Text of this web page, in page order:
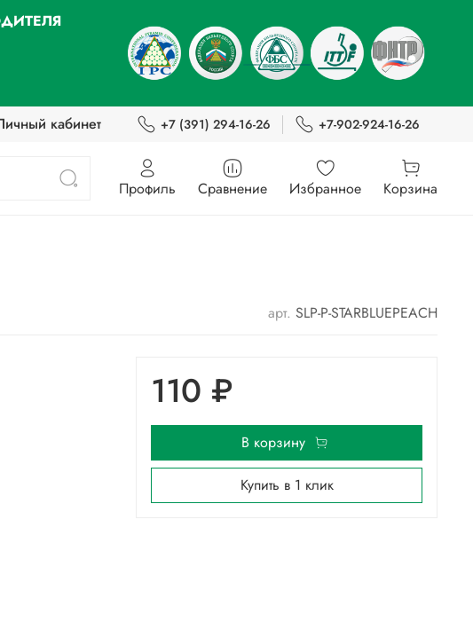
кабинет +7 (391) 294-16-26 +7-902-924-16-26
Профиль Сравнение Избранное Корзина
арт. SLP-P-STARBLUEPEACH
110 ₽
В корзину
Купить в 1 клик